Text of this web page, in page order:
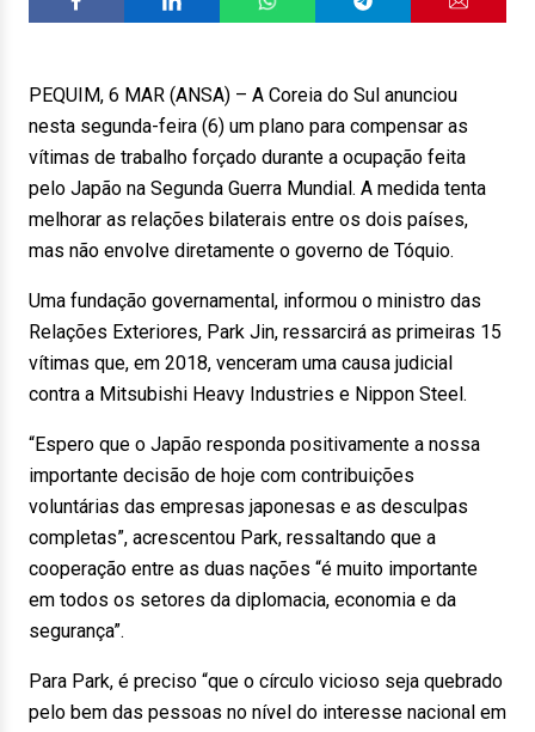
PEQUIM, 6 MAR (ANSA) – A Coreia do Sul anunciou
nesta segunda-feira (6) um plano para compensar as
vítimas de trabalho forçado durante a ocupação feita
pelo Japão na Segunda Guerra Mundial. A medida tenta
melhorar as relações bilaterais entre os dois países,
mas não envolve diretamente o governo de Tóquio.
Uma fundação governamental, informou o ministro das
Relações Exteriores, Park Jin, ressarcirá as primeiras 15
vítimas que, em 2018, venceram uma causa judicial
contra a Mitsubishi Heavy Industries e Nippon Steel.
“Espero que o Japão responda positivamente a nossa
importante decisão de hoje com contribuições
voluntárias das empresas japonesas e as desculpas
completas”, acrescentou Park, ressaltando que a
cooperação entre as duas nações “é muito importante
em todos os setores da diplomacia, economia e da
segurança”.
Para Park, é preciso “que o círculo vicioso seja quebrado
pelo bem das pessoas no nível do interesse nacional em